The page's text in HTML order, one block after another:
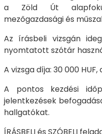
a Zöld Út alapfokú
mezőgazdasági és
Az írásbeli vizsgán
nyomtatott szótár
A vizsga díja: 30 000
A pontos kezdési
jelentkezések
hallgatókat.